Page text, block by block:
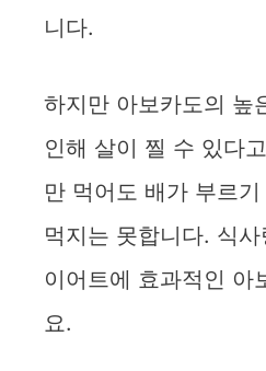
니다.
하지만 아보카도의 높
인해 살이 찔 수 있다
만 먹어도 배가 부르
먹지는 못합니다. 식
이어트에 효과적인 아
요.